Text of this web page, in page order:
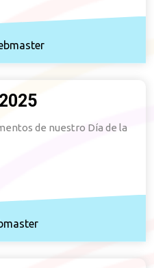
Education
–
LMCF
webmaster
Día
de
de nuestro Día de la
webmaster